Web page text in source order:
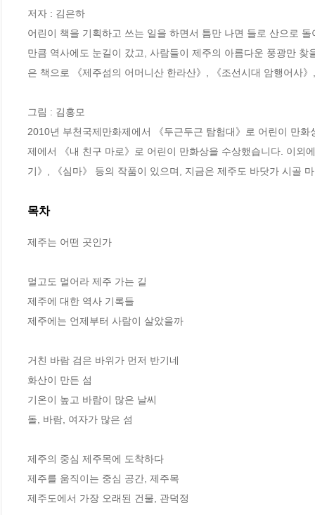
저자 : 김은하
어린이 책을 기획하고 쓰는 일을 하면서 틈만 나면 들로 산으로
만큼 역사에도 눈길이 갔고, 사람들이 제주의 아름다운 풍광만
은 책으로 《제주섬의 어머니산 한라산》, 《조선시대 암행어사
그림 : 김홍모
2010년 부천국제만화제에서 《두근두근 탐험대》로 어린이 만
제에서 《내 친구 마로》로 어린이 만화상을 수상했습니다. 이외
기》, 《심마》 등의 작품이 있으며, 지금은 제주도 바닷가 시골
목차
제주는 어떤 곳인가
멀고도 멀어라 제주 가는 길
제주에 대한 역사 기록들
제주에는 언제부터 사람이 살았을까
거친 바람 검은 바위가 먼저 반기네
화산이 만든 섬
기온이 높고 바람이 많은 날씨
돌, 바람, 여자가 많은 섬
제주의 중심 제주목에 도착하다
제주를 움직이는 중심 공간, 제주목
제주도에서 가장 오래된 건물, 관덕정